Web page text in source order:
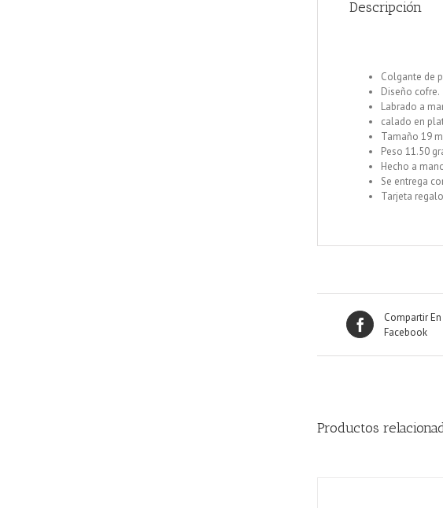
Descripción
Colgante de
Diseño cofre.
Labrado a
calado en
Tamaño 19
Peso 11.50
Hecho a
Se entrega
Tarjeta
Compartir En
Facebook
Productos